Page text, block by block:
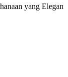
yang Elegan